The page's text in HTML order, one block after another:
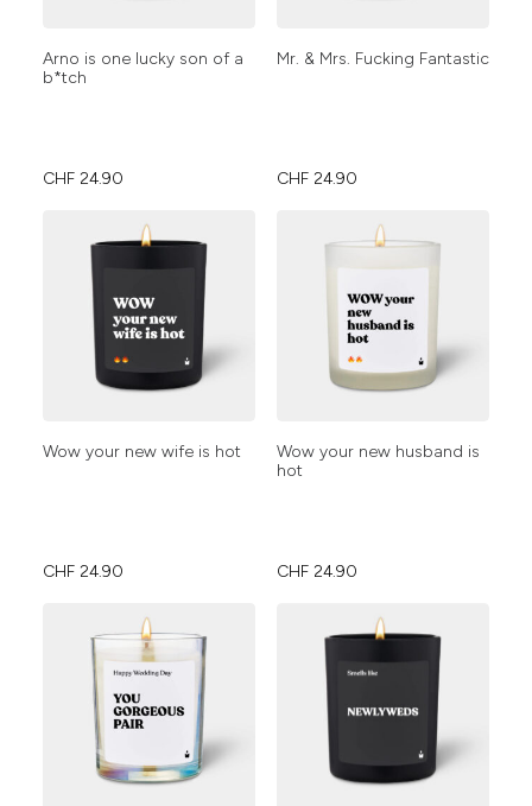
Arno is one lucky son of a
b*tch
CHF 24.90
Mr. & Mrs. Fucking Fantastic
CHF 24.90
Wow your new wife is hot
CHF 24.90
Wow your new husband is
hot
CHF 24.90